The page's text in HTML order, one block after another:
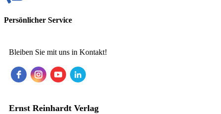
Persönlicher Service
Bleiben Sie mit uns in Kontakt!
Ernst Reinhardt Verlag